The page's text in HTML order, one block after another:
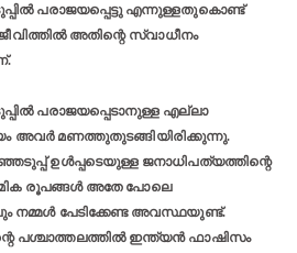
പരാജയപ്പെട്ടു എന്നുള്ളതുകൊണ്ട്
അതിന്റെ സ്വാധീനം
പരാജയപ്പെടാനുള്ള എല്ലാ
അവര്‍ മണത്തുതുടങ്ങിയിരിക്കുന്നു.
ഉള്‍പ്പടെയുള്ള ജനാധിപത്യത്തിന്റെ
രൂപങ്ങള്‍ അതേ പോലെ
നമ്മള്‍ പേടിക്കേണ്ട അവസ്ഥയുണ്ട്.
പശ്ചാത്തലത്തില്‍ ഇന്ത്യന്‍ ഫാഷിസം